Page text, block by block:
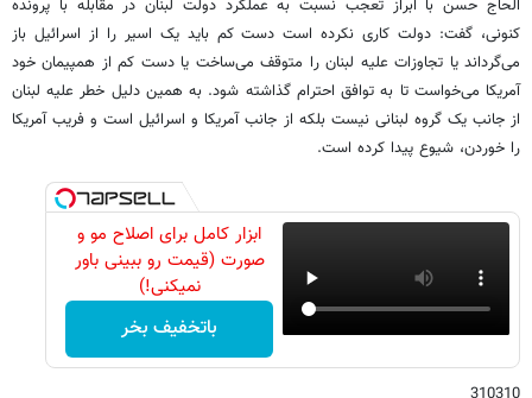
الحاج حسن با ابراز تعجب نسبت به عملکرد دولت لبنان در مقابله با پرونده
کنونی، گفت: دولت کاری نکرده است دست کم باید یک اسیر را از اسرائیل باز
می‌گرداند یا تجاوزات علیه لبنان را متوقف می‌ساخت یا دست کم از همپیمان خود
آمریکا می‌خواست تا به توافق احترام گذاشته شود. به همین دلیل خطر علیه لبنان
از جانب یک گروه لبنانی نیست بلکه از جانب آمریکا و اسرائیل است و فریب آمریکا
را خوردن، شیوع پیدا کرده است.
ابزار کامل برای اصلاح مو و
صورت (قیمت رو ببینی باور
نمیکنی!)
باتخفیف بخر